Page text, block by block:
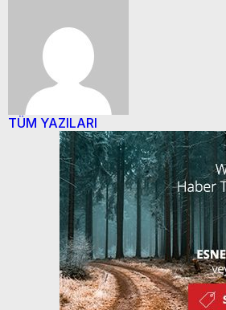
TÜM YAZILARI